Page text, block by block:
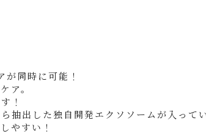
同時に可能！
ア。
！
抽出した独自開発エクソソームが入ってい
やすい！